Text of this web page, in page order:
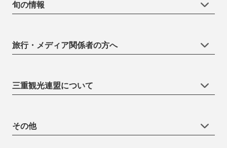
旬の情報
旅行・メディア関係者の方へ
三重観光連盟について
その他